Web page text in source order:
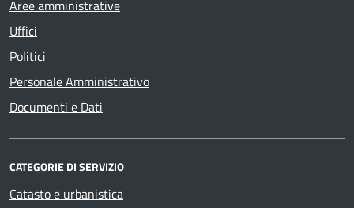
Aree amministrative
Uffici
Politici
Personale Amministrativo
Documenti e Dati
CATEGORIE DI SERVIZIO
Catasto e urbanistica